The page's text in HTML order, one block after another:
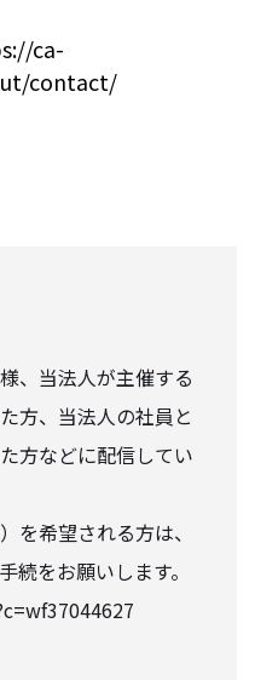
ca-
contact/
、当法人が主催する
方、当法人の社員と
方などに配信してい
を希望される方は、
続をお願いします。